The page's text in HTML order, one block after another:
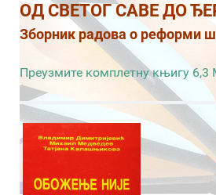
ОД СВЕТОГ САВЕ ДО
Зборник радова о реформи
Преузмите комплетну књигу 6,3